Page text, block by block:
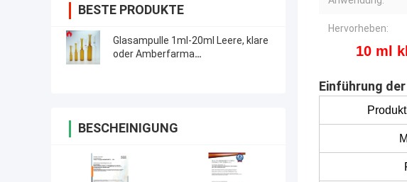
BESTE PRODUKTE
Glasampulle 1ml-20ml Leere, klare
oder Amberfarma
BESCHEINIGUNG
Hervorheben:
10 ml
Einführung